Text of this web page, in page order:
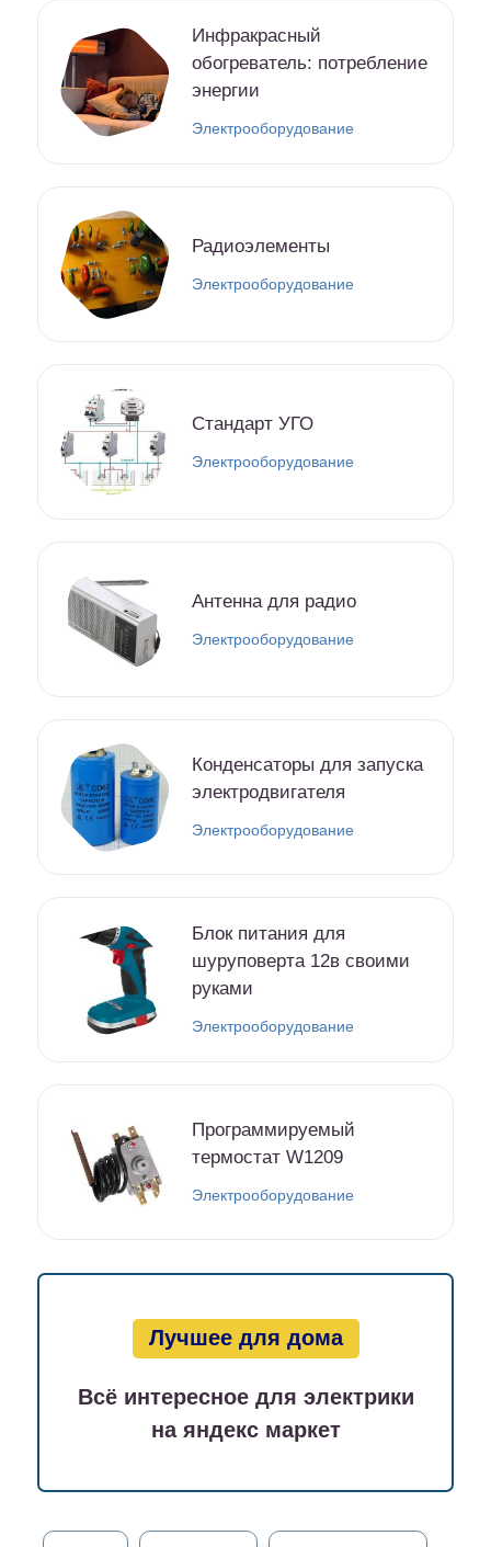
Инфракрасный
обогреватель: потребление
энергии
Электрооборудование
Радиоэлементы
Электрооборудование
Стандарт УГО
Электрооборудование
Антенна для радио
Электрооборудование
Конденсаторы для запуска
электродвигателя
Электрооборудование
Блок питания для
шуруповерта 12в своими
руками
Электрооборудование
Программируемый
термостат W1209
Электрооборудование
Лучшее для дома
Всё интересное для электрики
на яндекс маркет